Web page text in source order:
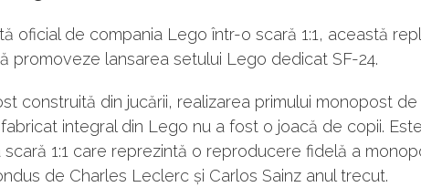
oficial de compania Lego într-o scară 1:1, această
promoveze lansarea setului Lego dedicat SF-24.
construită din jucării, realizarea primului monopost de
fabricat integral din Lego nu a fost o joacă de copii.
scară 1:1 care reprezintă o reproducere fidelă a
de Charles Leclerc și Carlos Sainz anul trecut.